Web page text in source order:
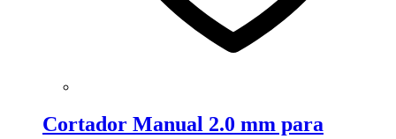
Cortador Manual 2.0 mm para